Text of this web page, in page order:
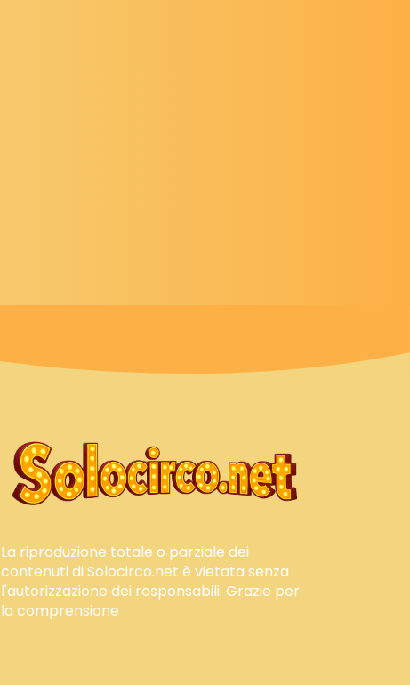
La riproduzione totale o parziale dei
contenuti di Solocirco.net è vietata senza
l'autorizzazione dei responsabili. Grazie per
la comprensione